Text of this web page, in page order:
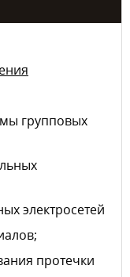
групповых
электросетей
протечки